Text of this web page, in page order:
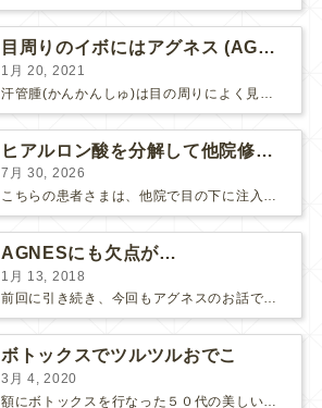
目周りのイボにはアグネス (AGNES）が効く！（ほぼ）ノーダウンタイムのイボ治療
1月 20, 2021
ヒアルロン酸を分解して他院修正（目の下のチンダル現象とその補正）
7月 30, 2026
こちらの患者さまは、他院で目の下に注入したヒアルロン酸がチンダル現象を起こしていたため、 ヒアルロン酸を分解する薬（ヒアルロニダーゼ）で分解してから 改めてヒアルロン酸を入れ直しました。 ...
AGNESにも欠点が…
1月 13, 2018
前回に引き続き、今回もアグネスのお話です。 AGNESはとっても良い治療である一方、 欠点もいくつかありますので、そちらもお話ししておきますね。 AGNESの欠点 1. ダウンタイム A...
ボトックスでツルツルおでこ
3月 4, 2020